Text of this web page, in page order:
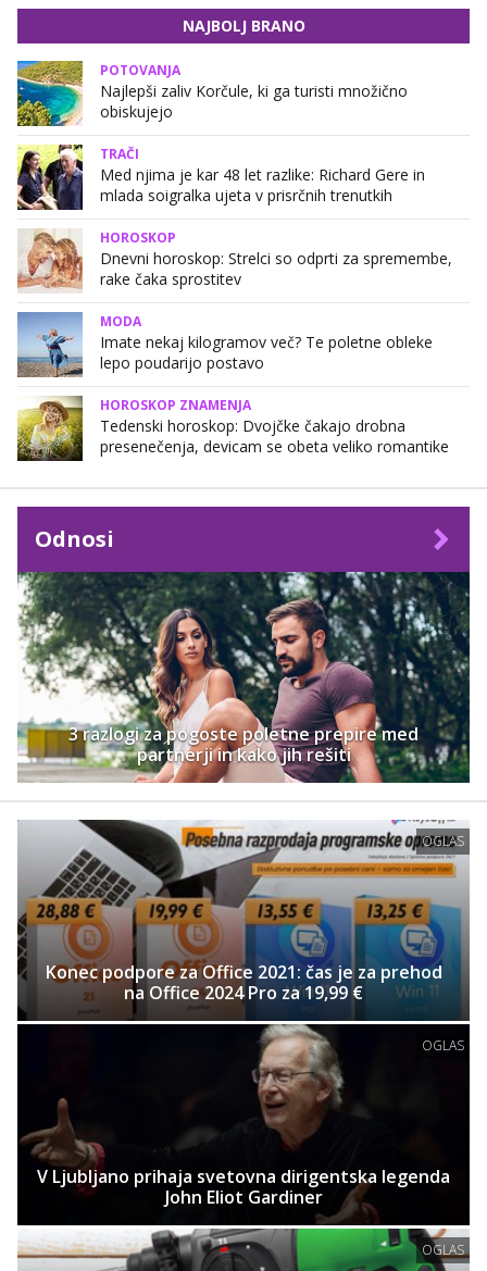
NAJBOLJ BRANO
POTOVANJA
Najlepši zaliv Korčule, ki ga turisti množično
obiskujejo
TRAČI
Med njima je kar 48 let razlike: Richard Gere in
mlada soigralka ujeta v prisrčnih trenutkih
HOROSKOP
Dnevni horoskop: Strelci so odprti za spremembe,
rake čaka sprostitev
MODA
Imate nekaj kilogramov več? Te poletne obleke
lepo poudarijo postavo
HOROSKOP ZNAMENJA
Tedenski horoskop: Dvojčke čakajo drobna
presenečenja, devicam se obeta veliko romantike
Odnosi
3 razlogi za pogoste poletne prepire med
partnerji in kako jih rešiti
OGLAS
Konec podpore za Office 2021: čas je za prehod
na Office 2024 Pro za 19,99 €
OGLAS
V Ljubljano prihaja svetovna dirigentska legenda
John Eliot Gardiner
OGLAS